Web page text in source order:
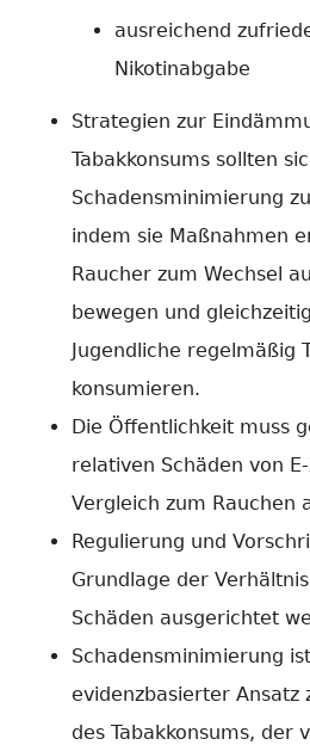
ausreichend
Nikotinabgabe
Strategien zur
Tabakkonsums sollten
Schadensminimierung
indem sie Maßnahmen
Raucher zum Wechsel
bewegen und
Jugendliche regelmäßig
konsumieren.
Die Öffentlichkeit muss
relativen Schäden von
Vergleich zum Rauchen
Regulierung und
Grundlage der
Schäden ausgerichtet
Schadensminimierung
evidenzbasierter Ansatz
des Tabakkonsums, der